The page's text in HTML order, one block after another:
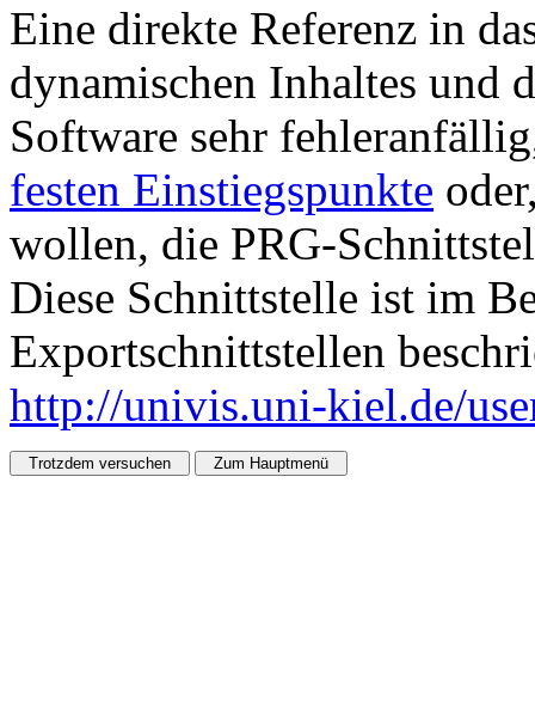
Eine direkte Referenz in
dynamischen Inhaltes und
Software sehr
festen Einstiegspunkte
wollen, die PRG-
Diese Schnittstelle ist im
Exportschnittstellen
http://univis.uni-kiel.de/